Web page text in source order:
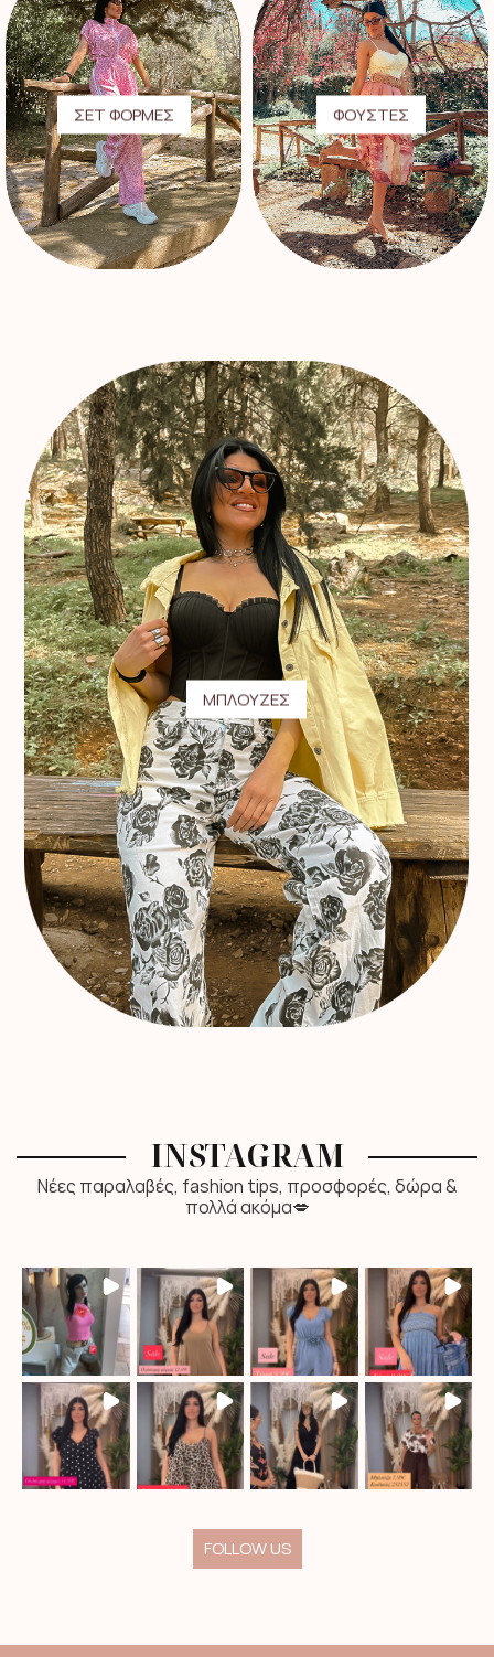
ΣΕΤ ΦΟΡΜΕΣ ΦΟΥΣΤΕΣ
ΜΠΛΟΥΖΕΣ
INSTAGRAM
Νέες παραλαβές, fashion tips, προσφορές, δώρα &
πολλά ακόμα💋
FOLLOW US